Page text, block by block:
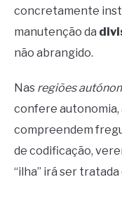
concretamente
manutenção da
não abrangido.
Nas regiões
confere autonomia,
compreendem
de codificação,
“ilha” irá ser